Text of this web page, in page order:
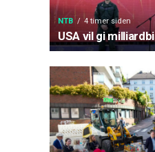
NTB 4 timer siden
USA vil gi